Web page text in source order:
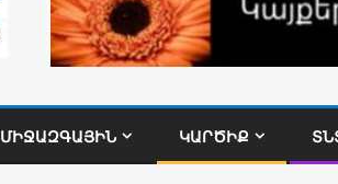
ՄԻՋԱԶԳԱՅԻՆ ԿԱՐԾԻՔ